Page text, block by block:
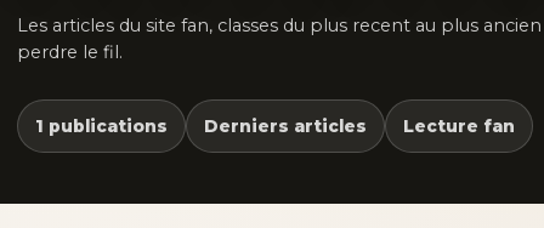
Les articles du site fan, classes du plus recent au plus
perdre le fil.
1 publications Derniers articles Lecture fan